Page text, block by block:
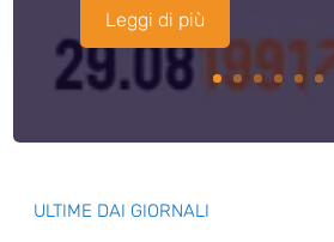
Leggi di più
ULTIME DAI GIORNALI